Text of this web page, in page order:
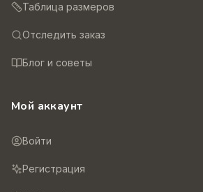
Таблица размеров
Отследить заказ
Блог и советы
Мой аккаунт
Войти
Регистрация